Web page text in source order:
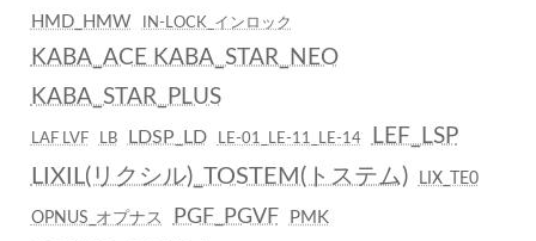
HMD_HMW IN-LOCK_インロック
KABA_ACE KABA_STAR_NEO
KABA_STAR_PLUS
LAF LVF LB LDSP_LD LE-01_LE-11_LE-14 LEF_LSP
LIXIL(リクシル)_TOSTEM(トステム) LIX_TE0
OPNUS_オプナス PGF_PGVF PMK